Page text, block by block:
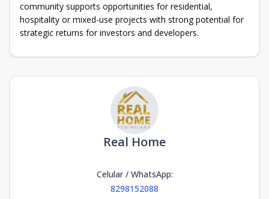
community supports opportunities for residential,
hospitality or mixed-use projects with strong potential for
strategic returns for investors and developers.
Real Home
Celular / WhatsApp:
8298152088